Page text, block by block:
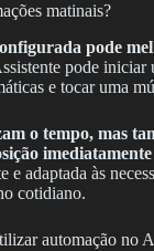
matinais?
pode
pode
e tocar uma
o tempo, mas
e adaptada às
cotidiano.
automação no